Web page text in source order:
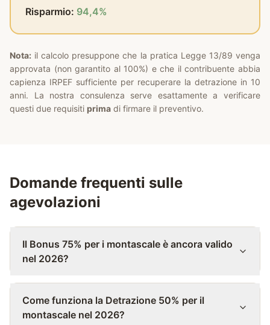
Risparmio: 94,4%
Nota: il calcolo presuppone che la pratica Legge 13/89 venga
approvata (non garantito al 100%) e che il contribuente abbia
capienza IRPEF sufficiente per recuperare la detrazione in 10
anni. La nostra consulenza serve esattamente a verificare
questi due requisiti prima di firmare il preventivo.
Domande frequenti sulle
agevolazioni
Il Bonus 75% per i montascale è ancora valido
nel 2026?
Come funziona la Detrazione 50% per il
montascale nel 2026?